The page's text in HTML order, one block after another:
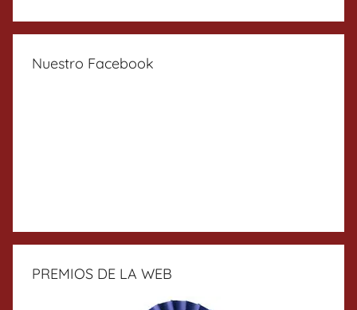
Nuestro Facebook
PREMIOS DE LA WEB